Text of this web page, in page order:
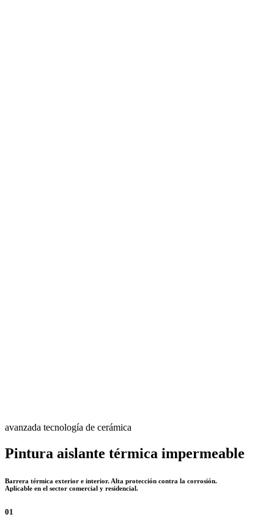
avanzada tecnología de cerámica
Pintura aislante térmica impermeable
Barrera térmica exterior e interior. Alta protección contra la corrosión.
Aplicable en el sector comercial y residencial.
01